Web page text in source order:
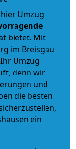
Umzug
bietet. Mit
im Breisgau
Umzug
denn wir
und
die besten
ein